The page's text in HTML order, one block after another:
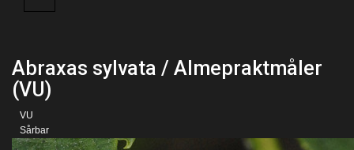
Abraxas sylvata / Almepraktmåler
(VU)
VU
Sårbar